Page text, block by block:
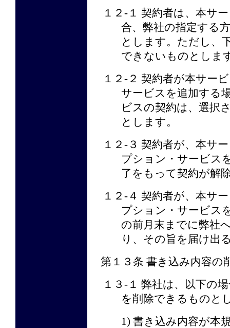
１２-１ 契約者は、本サ
合、弊社の指定する
とします。ただし、
できないものとしま
１２-２ 契約者が本サー
サービスを追加する
ビスの契約は、選択
とします。
１２-３ 契約者が、本サ
プション・サービス
了をもって契約が解
１２-４ 契約者が、本サ
プション・サービス
の前月末までに弊社
り、その旨を届け出
第１３条 書き込み内容の
１３-１ 弊社は、以下の
を削除できるものと
1) 書き込み内容が本